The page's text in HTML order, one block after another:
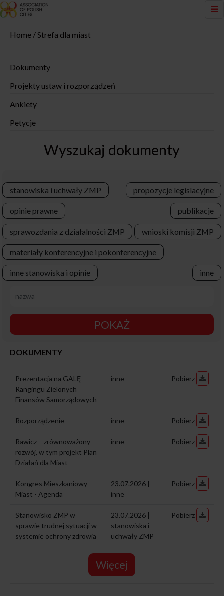
Home Strefa dla miast
Dokumenty
Projekty ustaw i rozporządzeń
Ankiety
Petycje
Wyszukaj dokumenty
stanowiska i uchwały ZMP propozycje legislacyjne
opinie prawne publikacje
sprawozdania z działalności ZMP wnioski komisji ZMP
materiały konferencyjne i pokonferencyjne
inne stanowiska i opinie inne
POKAŻ
DOKUMENTY
Prezentacja na GALĘ
Rangingu Zielonych
Finansów Samorządowych
inne Pobierz
Rozporządzenie inne Pobierz
Rawicz – zrównoważony
rozwój, w tym projekt Plan
Działań dla Miast
inne Pobierz
Kongres Mieszkaniowy
Miast - Agenda
23.07.2026 |
inne
Pobierz
Stanowisko ZMP w
sprawie trudnej sytuacji w
systemie ochrony zdrowia
23.07.2026 |
stanowiska i
uchwały ZMP
Pobierz
Więcej